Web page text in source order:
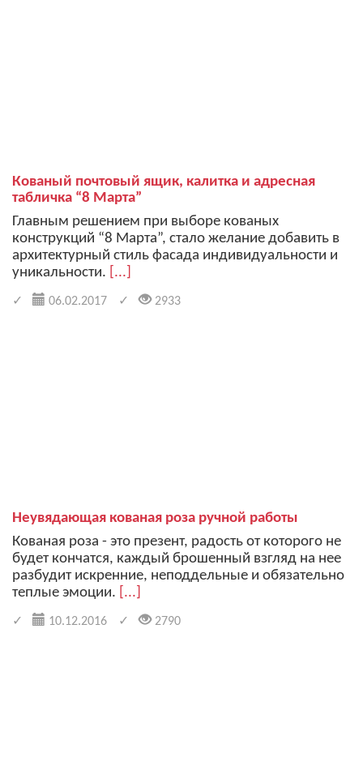
Кованый почтовый ящик, калитка и адресная
табличка “8 Марта”
Главным решением при выборе кованых
конструкций “8 Марта”, стало желание добавить в
архитектурный стиль фасада индивидуальности и
уникальности.
[...]
06.02.2017 2933
Неувядающая кованая роза ручной работы
Кованая роза - это презент, радость от которого не
будет кончатся, каждый брошенный взгляд на нее
разбудит искренние, неподдельные и обязательно
теплые эмоции.
[...]
10.12.2016 2790